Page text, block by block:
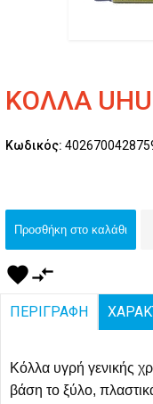
ΚΟΛΛΑ
Κωδικός:
Προσθήκη στο καλάθι
favoritecompare_arrows
ΠΕΡΙΓΡΑΦΗ
Κόλλα υγρή γενικής
βάση το ξύλο,